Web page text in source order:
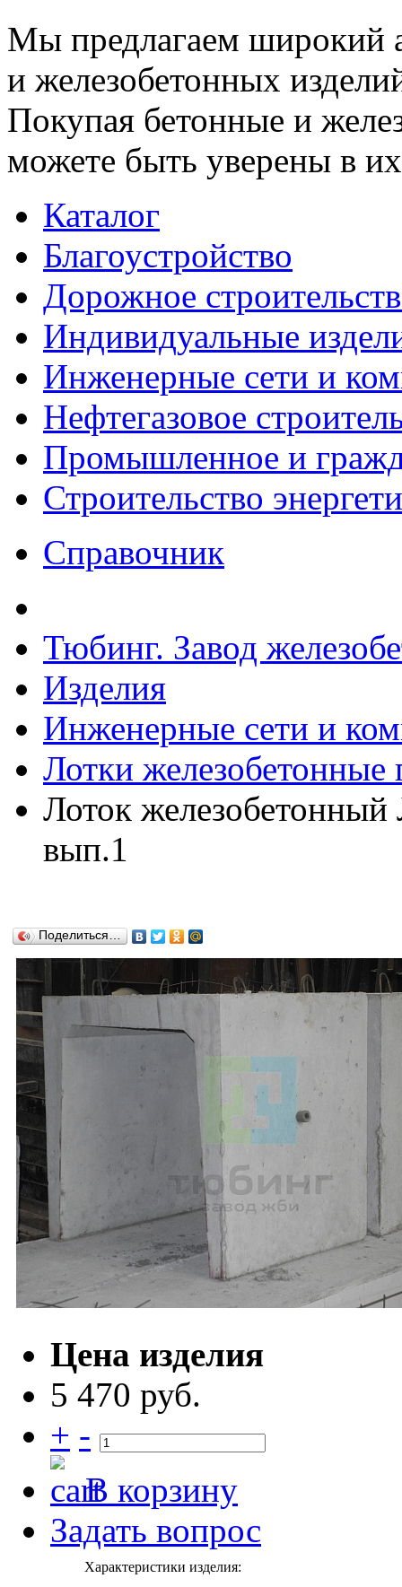
Мы предлагаем широкий
и железобетонных
Покупая бетонные и
можете быть уверены в их
Каталог
Благоустройство
Дорожное
Индивидуальные
Инженерные сети и
Нефтегазовое
Промышленное и
Строительство
Справочник
Тюбинг. Завод
Изделия
Инженерные сети и
Лотки
Лоток
вып.1
Поделиться…
Цена изделия
5 470 руб.
+ -
В корзину
Задать вопрос
Характеристики изделия: